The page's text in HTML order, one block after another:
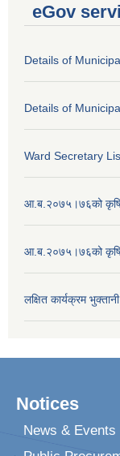
eGov
Details of
Details of
Ward Secretary
आ.ब.२०७५।७६को कृषि
आ.ब.२०७५।७६को कृषि
लक्षित कार्यक्रम
Notices
News & Events